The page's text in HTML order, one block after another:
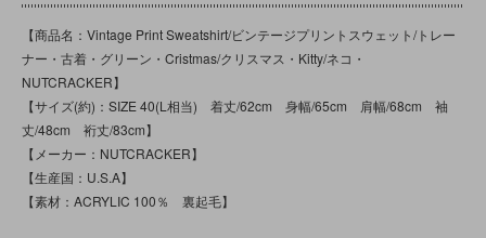
【商品名：Vintage Print Sweatshirt/ビンテージプリントスウェット/トレー
ナー・古着・グリーン・Cristmas/クリスマス・Kitty/ネコ・
NUTCRACKER】
【サイズ(約)：SIZE 40(L相当) 着丈/62cm 身幅/65cm 肩幅/68cm 袖
丈/48cm 裄丈/83cm】
【メーカー：NUTCRACKER】
【生産国：U.S.A】
【素材：ACRYLIC 100％ 裏起毛】